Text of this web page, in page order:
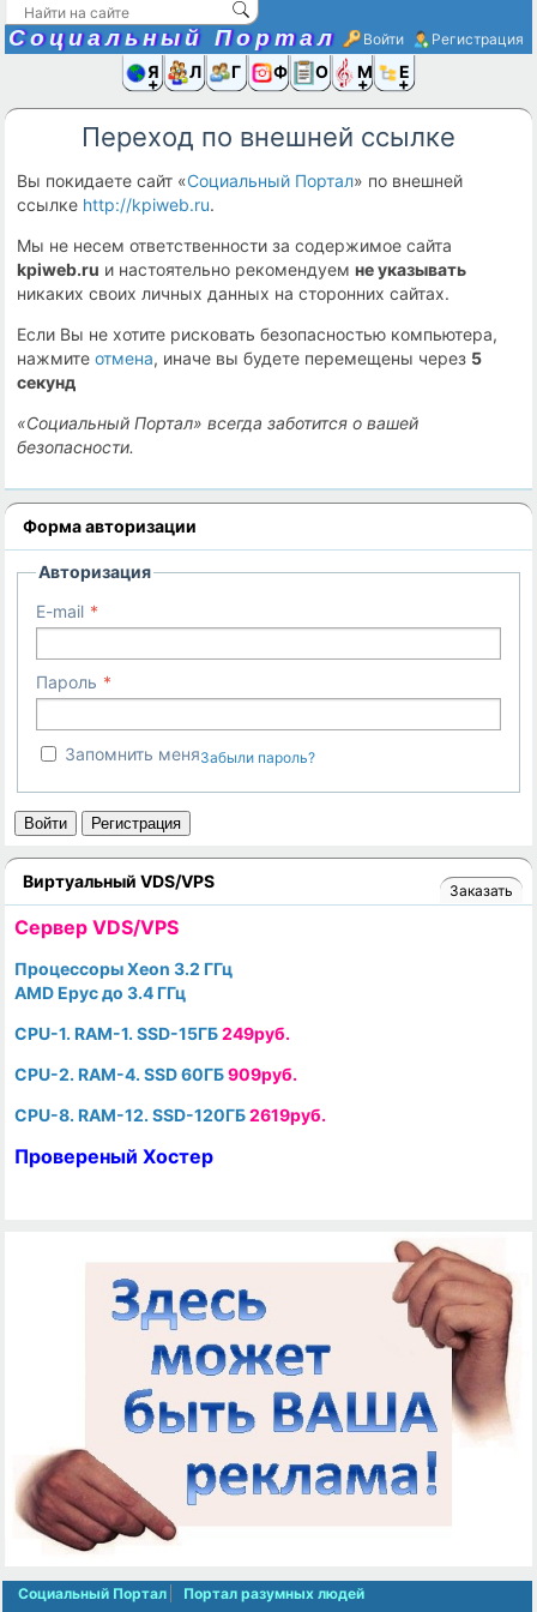
Социальный Портал Войти Регистрация
Я иЛюди
Группы
Фото Ещё
Переход по внешней ссылке
Вы покидаете сайт «Социальный Портал» по внешней
ссылке http://kpiweb.ru.
Мы не несем ответственности за содержимое сайта
kpiweb.ru и настоятельно рекомендуемне указывать
никаких своих личных данных на сторонних сайтах.
Если Вы не хотите рисковать безопасностью компьютера,
нажмитеотмена, иначе вы будете перемещены через 5
секунд
«Социальный Портал» всегда заботится о вашей
безопасности.
Форма авторизации
Авторизация
E-mail
Пароль
Запомнить меняЗабыли пароль?
Войти Регистрация
Виртуальный VDS/VPS Заказать
Cервер VDS/VPS
Процессоры Xeon 3.2 ГГц
AMD Epyc до 3.4 ГГц
CPU-1. RAM-1. SSD-15ГБ249руб.
CPU-2. RAM-4. SSD 60ГБ909руб.
CPU-8. RAM-12. SSD-120ГБ2619руб.
Провереный Хостер
Социальный Портал Портал разумных людей